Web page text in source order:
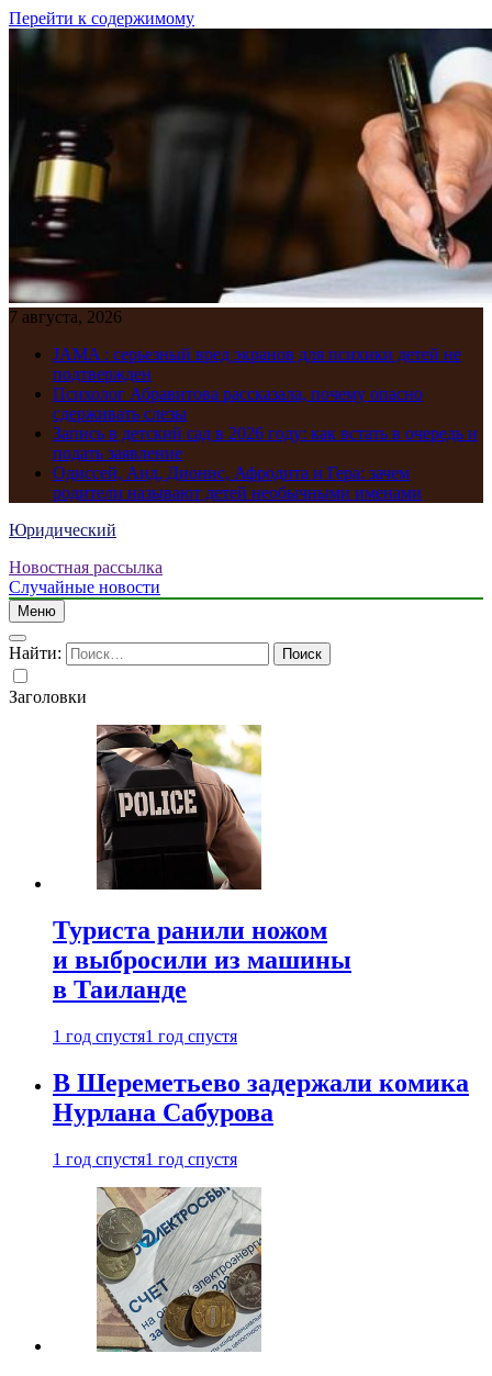
Перейти к содержимому
7 августа, 2026
JAMA : серьезный вред экранов для психики детей не
подтвержден
Психолог Абравитова рассказала, почему опасно
сдерживать слезы
Запись в детский сад в 2026 году: как встать в очередь и
подать заявление
Одиссей, Аид, Дионис, Афродита и Гера: зачем
родители называют детей необычными именами
Юридический
Новостная рассылка
Случайные новости
Меню
Найти:
Заголовки
Туриста ранили ножом
и выбросили из машины
в Таиланде
1 год спустя1 год спустя
В Шереметьево задержали комика
Нурлана Сабурова
1 год спустя1 год спустя